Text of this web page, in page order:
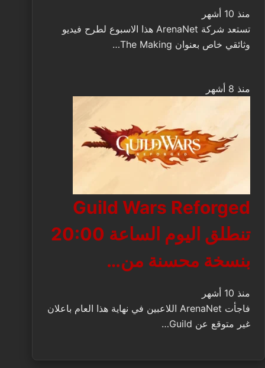
منذ 10 أشهر
تستعد شركة ArenaNet هذا الاسبوع لطرح فيديو
وثائقي خاص بعنوان The Making…
منذ 8 أشهر
Guild Wars Reforged
تنطلق اليوم الساعة 20:00
بنسخة محسنة من…
منذ 10 أشهر
فاجأت ArenaNet اللاعبين في نهاية هذا العام باعلان
غير متوقع عن Guild…